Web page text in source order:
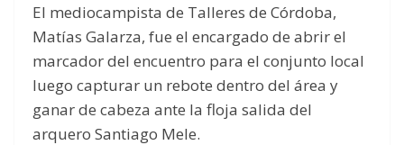
El mediocampista de Talleres de Córdoba,
Matías Galarza, fue el encargado de abrir el
marcador del encuentro para el conjunto local
luego capturar un rebote dentro del área y
ganar de cabeza ante la floja salida del
arquero Santiago Mele.